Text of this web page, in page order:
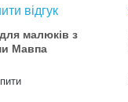
відгук
малюків з
Мавпа